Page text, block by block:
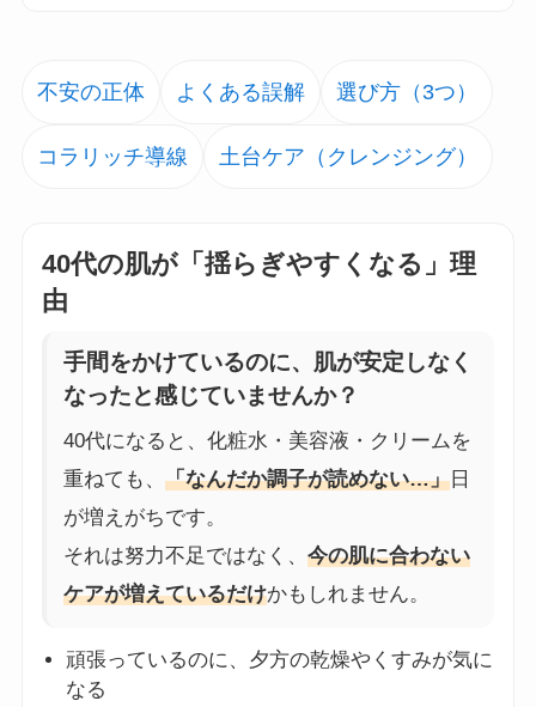
不安の正体 よくある誤解 選び方（3つ）
コラリッチ導線 土台ケア（クレンジング）
40代の肌が「揺らぎやすくなる」理
由
手間をかけているのに、肌が安定しなく
なったと感じていませんか？
40代になると、化粧水・美容液・クリームを
重ねても、 「なんだか調子が読めない…」日
が増えがちです。
それは努力不足ではなく、 今の肌に合わない
ケアが増えているだけかもしれません。
頑張っているのに、夕方の乾燥やくすみが気に
なる